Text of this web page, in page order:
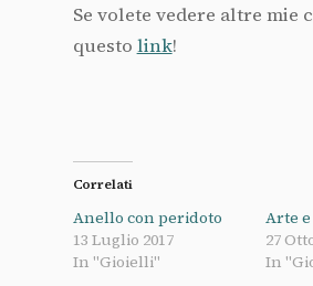
Se volete vedere altre mie
questo link!
Correlati
Anello con peridoto
13 Luglio 2017
In "Gioielli"
Arte
27
In